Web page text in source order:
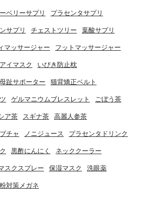
ベリーサプリ プラセンタサプリ
サプリ チェストツリー 葉酸サプリ
マッサージャー フットマッサージャー
イマスク いびき防止枕
趾サポーター 猫背矯正ベルト
ゲルマニウムブレスレット ごぼう茶
ア茶 スギナ茶 高麗人参茶
チャ ノニジュース プラセンタドリンク
黒酢にんにく ネッククーラー
スクスプレー 保湿マスク 洗眼薬
対策メガネ